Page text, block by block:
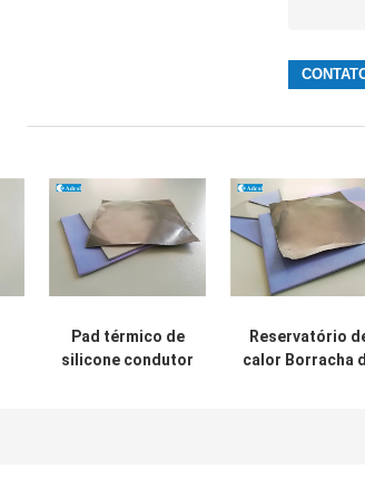
Pad térmico de
silicone condutor
Reservatório
calor Borracha